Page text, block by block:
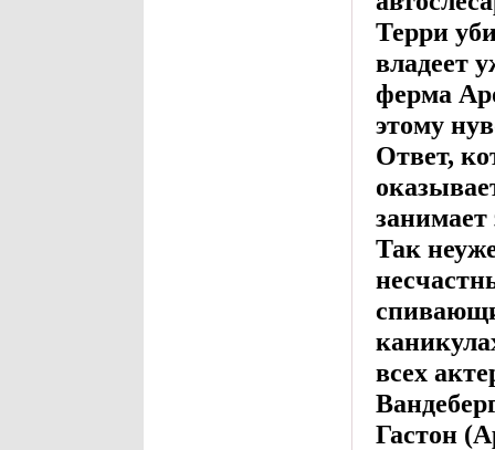
Терри
владеет
ферма
этому
Ответ,
Так
всех
Гастон